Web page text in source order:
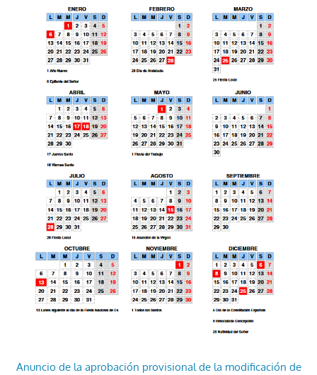
Anuncio de la aprobación provisional de la modificación de